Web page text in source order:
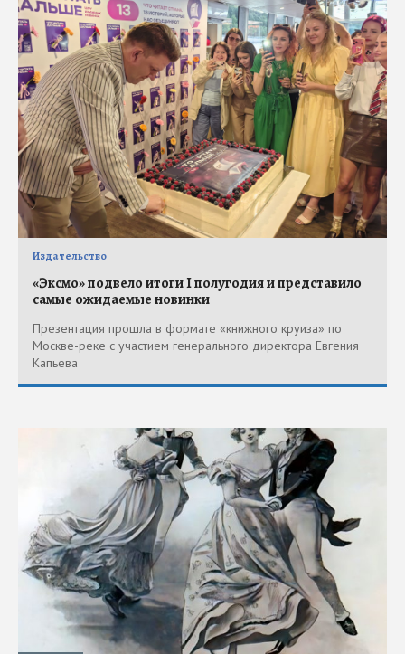
Издательство
«Эксмо» подвело итоги I полугодия и представило
самые ожидаемые новинки
Презентация прошла в формате «книжного круиза» по
Москве-реке с участием генерального директора Евгения
Капьева